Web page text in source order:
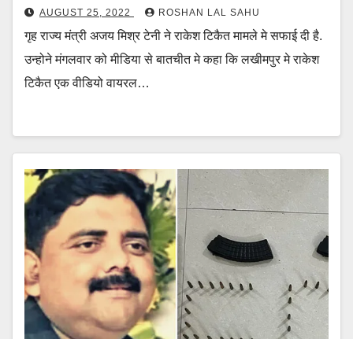
AUGUST 25, 2022 ROSHAN LAL SAHU
गृह राज्य मंत्री अजय मिश्र टेनी ने राकेश टिकैत मामले मे सफाई दी है.
उन्होने मंगलवार को मीडिया से बातचीत मे कहा कि लखीमपुर मे राकेश
टिकैत एक वीडियो वायरल…